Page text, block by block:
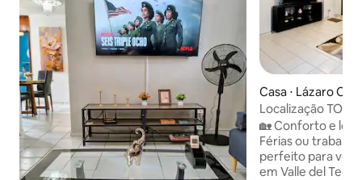
Casa ⋅ Lázaro
Localização TOP
praças e praia
🏡 Conforto e
Férias ou
perfeito para você! Casa
em Valle del